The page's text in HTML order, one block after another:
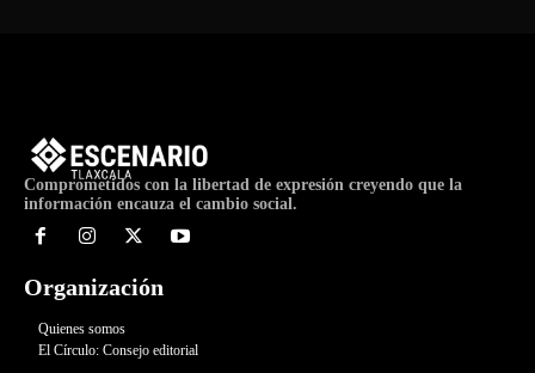
Comprometidos con la libertad de expresión creyendo que la
información encauza el cambio social.
Organización
Quienes somos
El Círculo: Consejo editorial